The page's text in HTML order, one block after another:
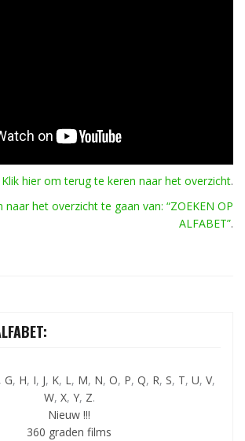
Klik hier om terug te keren naar het overzicht.
naar het overzicht te gaan van: “ZOEKEN OP
ALFABET”.
G, H, I, J, K, L, M, N, O, P, Q, R, S, T, U, V,
W, X, Y, Z.
Nieuw !!!
360 graden films